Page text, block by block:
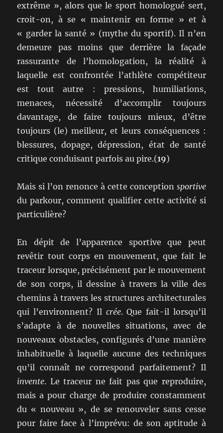
extrême », alors que le sport homologué sert,
croit-on, à se « maintenir en forme » et à
« garder la santé » (mythe du sportif). Il n’en
demeure pas moins que derrière la façade
rassurante de l’homologation, la réalité à
laquelle est confrontée l’athlète compétiteur
est tout autre : pressions, humiliations,
menaces, nécessité d’accomplir toujours
davantage, de faire toujours mieux, d’être
toujours (le) meilleur, et leurs conséquences :
blessures, dopage, dépression, état de santé
critique conduisant parfois au pire.(19)
Mais si l’on renonce à cette conception sportive
du parkour, comment qualifier cette activité si
particulière?
En dépit de l’apparence sportive que peut
revêtir tout corps en mouvement, que fait le
traceur lorsque, précisément par le mouvement
de son corps, il dessine à travers la ville des
chemins à travers les structures architecturales
qui l’environnent? Il crée. Que fait-il lorsqu’il
s’adapte à de nouvelles situations, avec de
nouveaux obstacles, configurés d’une manière
inhabituelle à laquelle aucune des techniques
qu’il connaît ne correspond parfaitement? Il
invente. Le traceur ne fait pas que reproduire,
mais a pour charge de produire constamment
du « nouveau », de se renouveler sans cesse
pour faire face à l’imprévu: de son aptitude à